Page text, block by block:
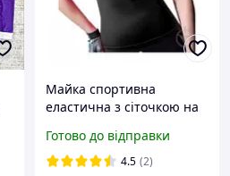
Майка спортивна
еластична з сіточкою на
Sport Air чорного та
рожевого кольорів розмір
Готово до відправки
4.5 (2)